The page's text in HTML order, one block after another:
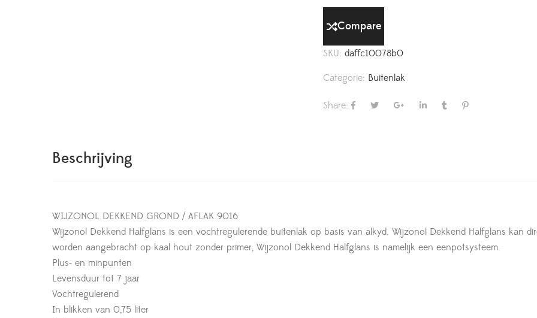
Compare
SKU:daffc10078b0
Categorie: Buitenlak
Share:
Beschrijving
WIJZONOL DEKKEND GROND / AFLAK 9016
Wijzonol Dekkend Halfglans is een vochtregulerende buitenlak op basis van alkyd. Wijzonol Dekkend Halfglans kan
worden aangebracht op kaal hout zonder primer, Wijzonol Dekkend Halfglans is namelijk een eenpotsysteem.
Plus- en minpunten
Levensduur tot 7 jaar
Vochtregulerend
In blikken van 0,75 liter